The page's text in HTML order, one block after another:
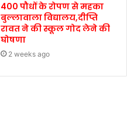
400 पौधों के रोपण से महका
बुल्लावाला विद्यालय,दीप्ति
रावत ने की स्कूल गोद लेने की
घोषणा
2 weeks ago